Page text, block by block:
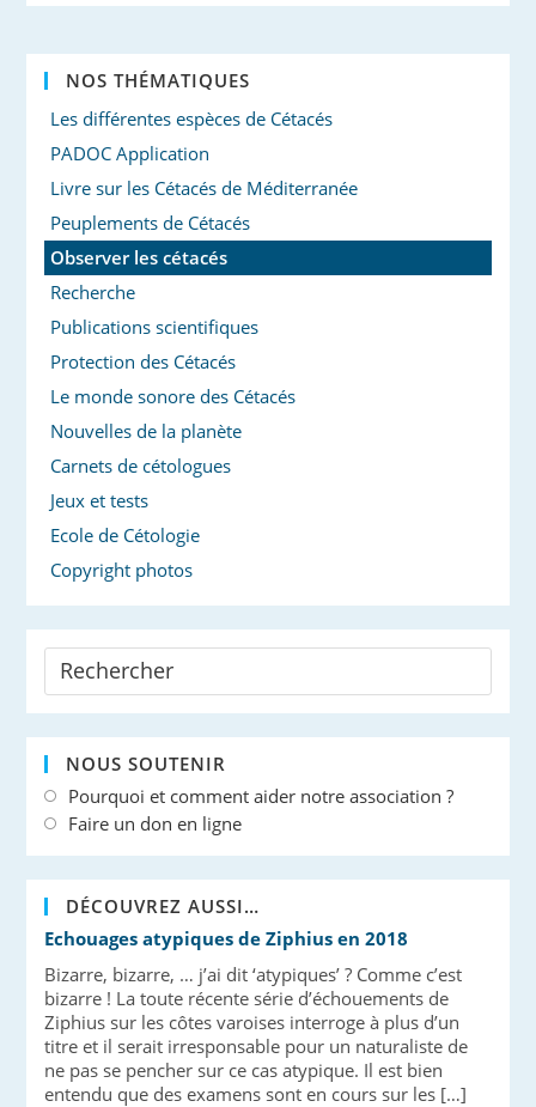
NOS THÉMATIQUES
Les différentes espèces de Cétacés
PADOC Application
Livre sur les Cétacés de Méditerranée
Peuplements de Cétacés
Observer les cétacés
Recherche
Publications scientifiques
Protection des Cétacés
Le monde sonore des Cétacés
Nouvelles de la planète
Carnets de cétologues
Jeux et tests
Ecole de Cétologie
Copyright photos
NOUS SOUTENIR
Pourquoi et comment aider notre association ?
Faire un don en ligne
DÉCOUVREZ AUSSI…
Echouages atypiques de Ziphius en 2018
Bizarre, bizarre, … j’ai dit ‘atypiques’ ? Comme c’est
bizarre ! La toute récente série d’échouements de
Ziphius sur les côtes varoises interroge à plus d’un
titre et il serait irresponsable pour un naturaliste de
ne pas se pencher sur ce cas atypique. Il est bien
entendu que des examens sont en cours sur les […]